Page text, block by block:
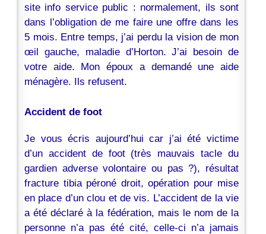
site info service public : normalement, ils sont
dans l’obligation de me faire une offre dans les
5 mois. Entre temps, j’ai perdu la vision de mon
œil gauche, maladie d’Horton. J’ai besoin de
votre aide. Mon époux a demandé une aide
ménagère. Ils refusent.
Accident de foot
Je vous écris aujourd’hui car j’ai été victime
d’un accident de foot (très mauvais tacle du
gardien adverse volontaire ou pas ?), résultat
fracture tibia péroné droit, opération pour mise
en place d’un clou et de vis. L’accident de la vie
a été déclaré à la fédération, mais le nom de la
personne n’a pas été cité, celle-ci n’a jamais